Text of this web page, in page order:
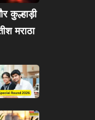
कुल्हाड़ी
मराठा